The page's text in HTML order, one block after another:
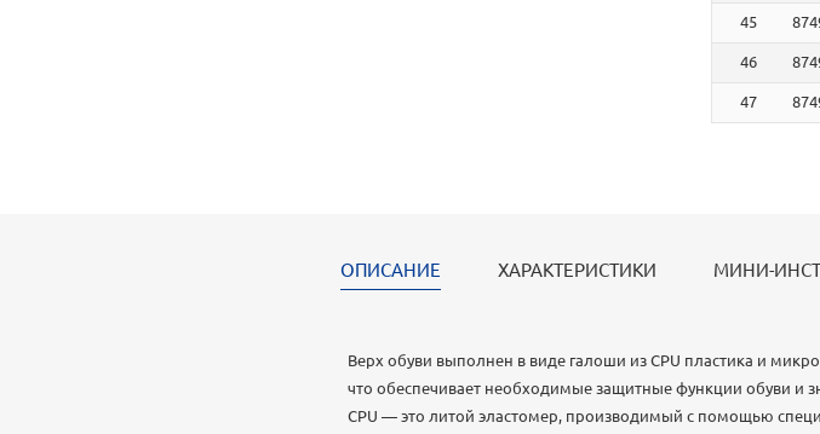
45
46
47
ОПИСАНИЕ ХАРАКТЕРИСТИКИ МИНИ-
Верх обуви выполнен в виде галоши из CPU пластика и
что обеспечивает необходимые защитные функции обуви и
CPU — это литой эластомер, производимый с помощью